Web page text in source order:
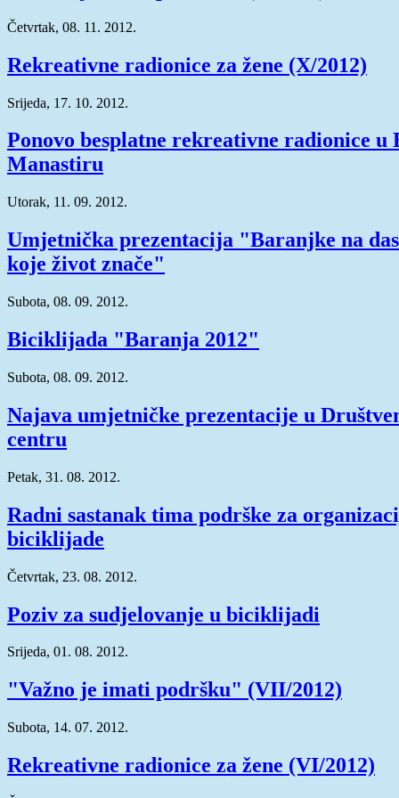
Četvrtak, 08. 11. 2012.
Rekreativne radionice za žene (X/2012)
Srijeda, 17. 10. 2012.
Ponovo besplatne rekreativne radionice u
Manastiru
Utorak, 11. 09. 2012.
Umjetnička prezentacija "Baranjke na
koje život znače"
Subota, 08. 09. 2012.
Biciklijada "Baranja 2012"
Subota, 08. 09. 2012.
Najava umjetničke prezentacije u
centru
Petak, 31. 08. 2012.
Radni sastanak tima podrške za
biciklijade
Četvrtak, 23. 08. 2012.
Poziv za sudjelovanje u biciklijadi
Srijeda, 01. 08. 2012.
"Važno je imati podršku" (VII/2012)
Subota, 14. 07. 2012.
Rekreativne radionice za žene (VI/2012)